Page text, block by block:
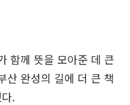
함께 뜻을 모아준 데 큰
산 완성의 길에 더 큰 책
.